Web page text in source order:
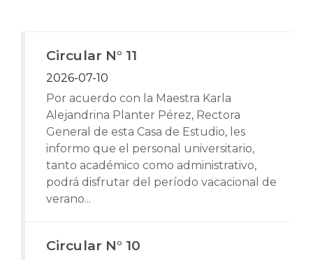
Circular N° 11
2026-07-10
Por acuerdo con la Maestra Karla
Alejandrina Planter Pérez, Rectora
General de esta Casa de Estudio, les
informo que el personal universitario,
tanto académico como administrativo,
podrá disfrutar del período vacacional de
verano...
Circular N° 10